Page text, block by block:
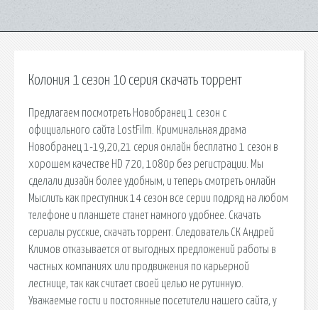
Колония 1 сезон 10 серия скачать торрент
Предлагаем посмотреть Новобранец 1 сезон с
официального сайта LostFilm. Криминальная драма
Новобранец 1-19,20,21 серия онлайн бесплатно 1 сезон в
хорошем качестве HD 720, 1080p без регистрации. Мы
сделали дизайн более удобным, и теперь смотреть онлайн
Мыслить как преступник 14 сезон все серии подряд на любом
телефоне и планшете станет намного удобнее. Скачать
сериалы русские, скачать торрент. Следователь СК Андрей
Климов отказывается от выгодных предложений работы в
частных компаниях или продвижения по карьерной
лестнице, так как считает своей целью не рутинную.
Уважаемые гости и постоянные посетители нашего сайта, у